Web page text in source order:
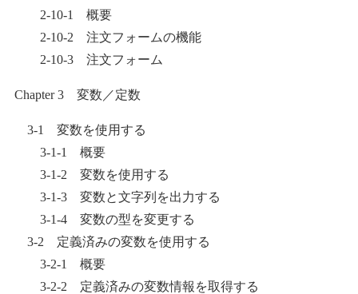
2-10-1 概要
2-10-2 注文フォームの機能
2-10-3 注文フォーム
Chapter 3 変数／定数
3-1 変数を使用する
3-1-1 概要
3-1-2 変数を使用する
3-1-3 変数と文字列を出力する
3-1-4 変数の型を変更する
3-2 定義済みの変数を使用する
3-2-1 概要
3-2-2 定義済みの変数情報を取得する